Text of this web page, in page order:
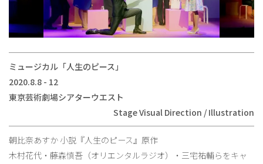
ミュージカル「人生のピース」
2020.8.8 - 12
東京芸術劇場シアターウエスト
Stage Visual Direction / Illustration
朝比奈あすか 小説『人生のピース』原作
木村花代・藤森慎吾（オリエンタルラジオ）・三宅祐輔らをキャ